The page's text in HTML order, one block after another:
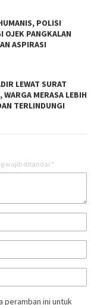
POLISI
OJEK PANGKALAN
ASPIRASI
LEWAT SURAT
WARGA MERASA LEBIH
TERLINDUNGI
wajib ditandai *
peramban ini untuk